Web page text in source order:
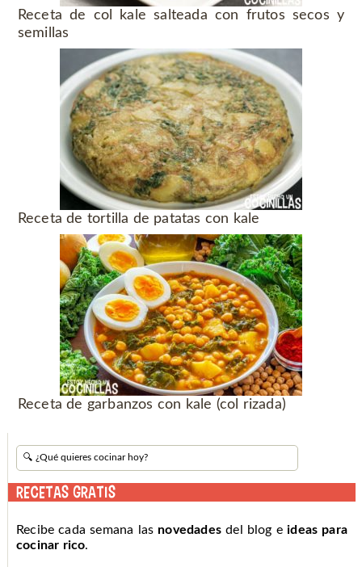
Receta de col kale salteada con frutos secos y
semillas
Receta de tortilla de patatas con kale
Receta de garbanzos con kale (col rizada)
RECETAS GRATIS
Recibe cada semana las novedades del blog eideas para
cocinar rico.